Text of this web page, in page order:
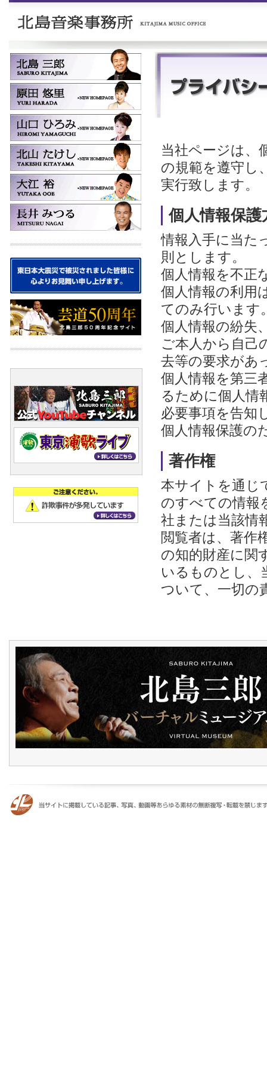
当社ページは、
の規範を遵守し
実行致します。
個人情報保護
情報入手に当た
則とします。
個人情報を不正
個人情報の利用
てのみ行います
個人情報の紛失
ご本人から自己
去等の要求があ
個人情報を第三
るために個人情
必要事項を告知
個人情報保護の
著作権
本サイトを通じ
のすべての情報
社または当該情
閲覧者は、著作
の知的財産に関
いるものとし、
ついて、一切の